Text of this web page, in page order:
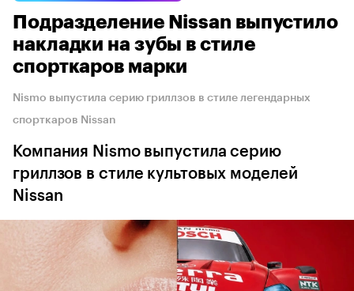
Подразделение Nissan выпустило
накладки на зубы в стиле
спорткаров марки
Nismo выпустила серию гриллзов в стиле легендарных
спорткаров Nissan
Компания Nismo выпустила серию
гриллзов в стиле культовых моделей
Nissan